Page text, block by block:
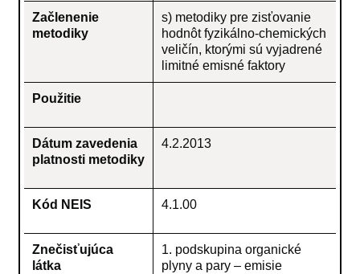
Začlenenie
metodiky
s) metodiky pre zisťovanie
hodnôt fyzikálno-chemických
veličín, ktorými sú vyjadrené
limitné emisné faktory
Použitie
Dátum zavedenia
platnosti metodiky
4.2.2013
Kód NEIS 4.1.00
Znečisťujúca
látka
1. podskupina organické
plyny a pary – emisie